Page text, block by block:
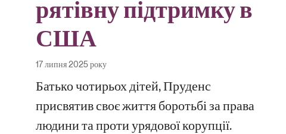
рятівну підтримку в
США
17 липня 2025 року
Батько чотирьох дітей, Пруденс
присвятив своє життя боротьбі за права
людини та проти урядової корупції.